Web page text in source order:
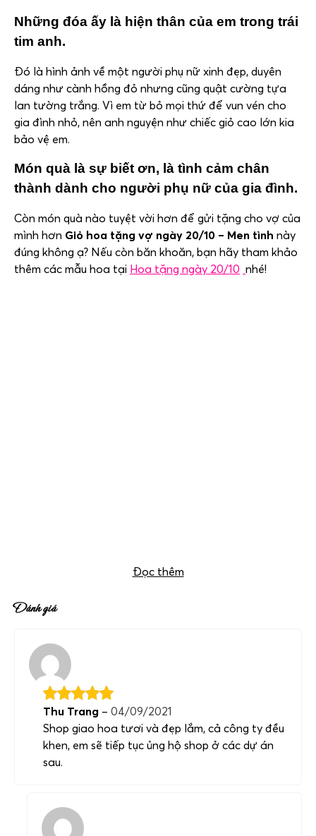
Những đóa ấy là hiện thân của em trong trái
tim anh.
Đó là hình ảnh về một người phụ nữ xinh đẹp, duyên
dáng như cành hồng đỏ nhưng cũng quật cường tựa
lan tường trắng. Vì em từ bỏ mọi thứ để vun vén cho
gia đình nhỏ, nên anh nguyện như chiếc giỏ cao lớn kia
bảo vệ em.
Món quà là sự biết ơn, là tình cảm chân
thành dành cho người phụ nữ của gia đình.
Còn món quà nào tuyệt vời hơn để gửi tặng cho vợ của
mình hơn Giỏ hoa tặng vợ ngày 20/10 – Men tình này
đúng không ạ? Nếu còn băn khoăn, bạn hãy tham khảo
thêm các mẫu hoa tại Hoa tặng ngày 20/10 nhé!
Đọc thêm
Đánh giá
Thu Trang – 04/09/2021
Shop giao hoa tươi và đẹp lắm, cả công ty đều
khen, em sẽ tiếp tục ủng hộ shop ở các dự án
sau.